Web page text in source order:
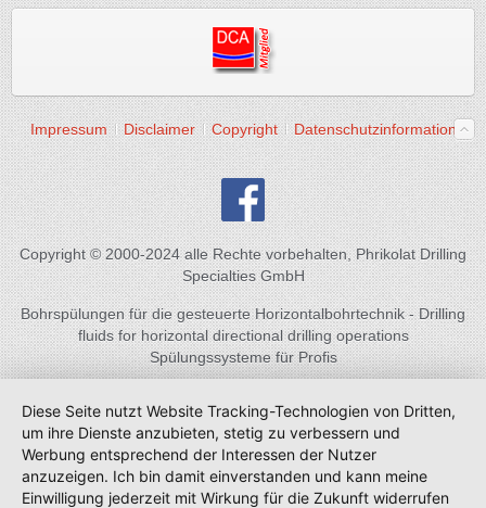
Impressum Disclaimer Copyright Datenschutzinformation
Copyright © 2000-2024 alle Rechte vorbehalten, Phrikolat Drilling
Specialties GmbH
Bohrspülungen für die gesteuerte Horizontalbohrtechnik - Drilling
fluids for horizontal directional drilling operations
Spülungssysteme für Profis
Diese Seite nutzt Website Tracking-Technologien von Dritten,
um ihre Dienste anzubieten, stetig zu verbessern und
Werbung entsprechend der Interessen der Nutzer
anzuzeigen. Ich bin damit einverstanden und kann meine
Einwilligung jederzeit mit Wirkung für die Zukunft widerrufen